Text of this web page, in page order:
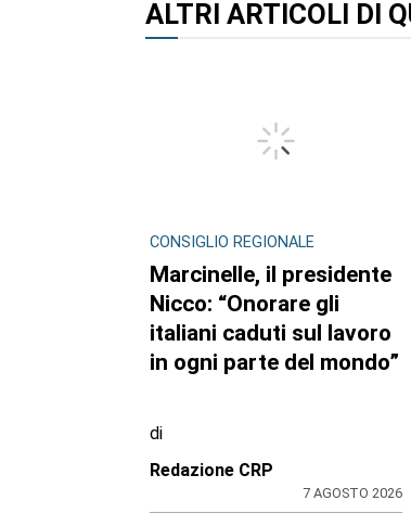
ALTRI ARTICOLI DI
CONSIGLIO REGIONALE
Marcinelle, il presidente
Nicco: “Onorare gli
italiani caduti sul lavoro
in ogni parte del mondo”
di
Redazione CRP
7 AGOSTO 2026